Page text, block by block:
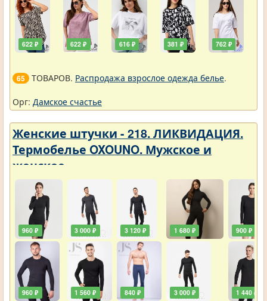
622 ₽ 622 ₽ 616 ₽ 381 ₽ 762 ₽
65 ТОВАРОВ. Распродажа взрослое одежда белье.
Орг: Дамское счастье
Женские штучки - 218. ЛИКВИДАЦИЯ.
Термобелье OXOUNO. Мужское и
женское
960 ₽
960 ₽
3 000 ₽
1 560 ₽
3 120 ₽
840 ₽
1 680 ₽
3 000 ₽
900 ₽
1 440 ₽